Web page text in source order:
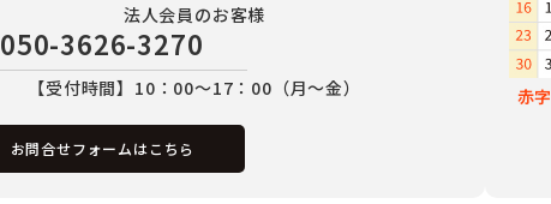
法人会員のお客様
050-3626-3270
【受付時間】10：00～17：00（月～金）
お問合せフォームはこちら
赤字